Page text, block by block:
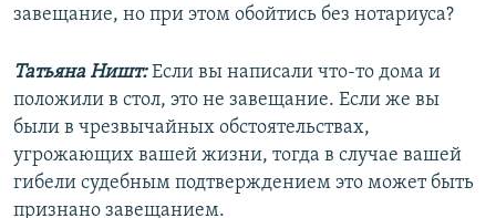
завещание, но при этом обойтись без нотариуса?
Татьяна Ништ:Если вы написали что-то дома и
положили в стол, это не завещание. Если же вы
были в чрезвычайных обстоятельствах,
угрожающих вашей жизни, тогда в случае вашей
гибели судебным подтверждением это может быть
признано завещанием.